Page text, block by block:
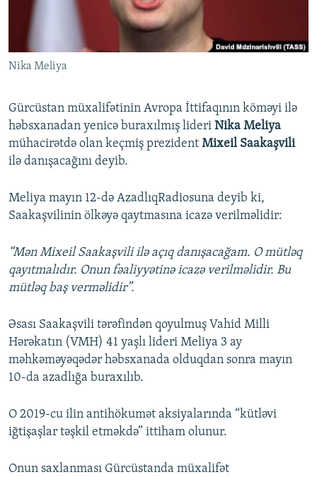
İSLAM VƏ DEMOKRATIYA
İZ - MƏDƏNIYYƏT PROQRAMI
PEŞƏ ETIKASI VƏ JURNALISTIKA STANDARTLARIMIZ
MATERIALLARIMIZDAN ISTIFADƏ
AZADLIQRADIOSU MOBIL TELEFONUNUZDA
XƏBƏR BÜLLETENLƏRIMIZ
BIZI IZLƏ
RFE/RL-in bütün saytları
Nika Meliya
Gürcüstan müxalifətinin Avropa İttifaqının köməyi ilə
həbsxanadan yenicə buraxılmış lideri Nika Meliya
mühacirətdə olan keçmiş prezident Mixeil Saakaşvili
ilə danışacağını deyib.
Meliya mayın 12-də AzadlıqRadiosuna deyib ki,
Saakaşvilinin ölkəyə qaytmasına icazə verilməlidir:
“Mən Mixeil Saakaşvili ilə açıq danışacağam. O mütləq
qayıtmalıdır. Onun fəaliyyətinə icazə verilməlidir. Bu
mütləq baş verməlidir”.
Əsası Saakaşvili tərəfindən qoyulmuş Vahid Milli
Hərəkatın (VMH) 41 yaşlı lideri Meliya 3 ay
məhkəməyəqədər həbsxanada olduqdan sonra mayın
10-da azadlığa buraxılıb.
O 2019-cu ilin antihökumət aksiyalarında “kütləvi
iğtişaşlar təşkil etməkdə” ittiham olunur.
Onun saxlanması Gürcüstanda müxalifət